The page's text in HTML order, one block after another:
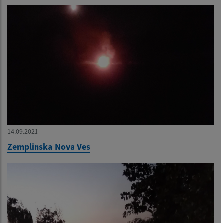
14.09.2021
Zemplinska Nova Ves